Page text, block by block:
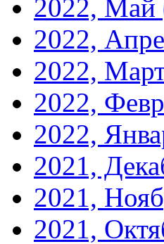
2022, Май
2022,
2022,
2022,
2022,
2021,
2021,
2021,